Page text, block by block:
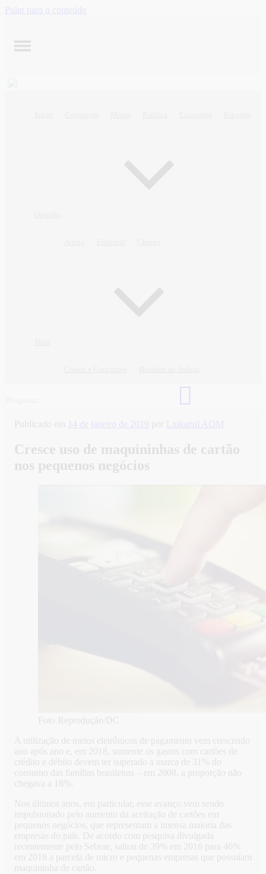
Pular para o conteúdo
Publicado em 14 de janeiro de 2019 por Linkazul ADM
Cresce uso de maquininhas de cartão
nos pequenos negócios
Foto Reprodução/DC
A utilização de meios eletrônicos de pagamento vem crescendo
ano após ano e, em 2018, somente os gastos com cartões de
crédito e débito devem ter superado a marca de 31% do
consumo das famílias brasileiras – em 2008, a proporção não
chegava a 18%.
Nos últimos anos, em particular, esse avanço vem sendo
impulsionado pelo aumento da aceitação de cartões em
pequenos negócios, que representam a imensa maioria das
empresas do país. De acordo com pesquisa divulgada
recentemente pelo Sebrae, saltou de 39% em 2016 para 46%
em 2018 a parcela de micro e pequenas empresas que possuíam
maquininha de cartão.